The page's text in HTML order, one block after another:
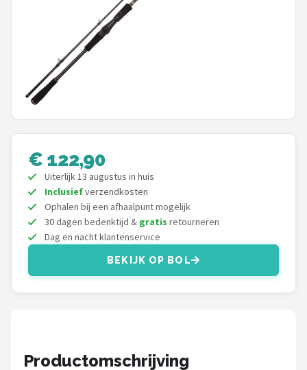
POPULAIRE MERKEN
Westin
Spro
Korda
Salmo
Rapala
PB Products
Rozemeijer
Mikado
€ 122,90
Uiterlijk 13 augustus in huis
Inclusiefverzendkosten
Ophalen bij een afhaalpunt mogelijk
30 dagen bedenktijd & gratis retourneren
Dag en nacht klantenservice
BEKIJK OP BOL
Productomschrijving